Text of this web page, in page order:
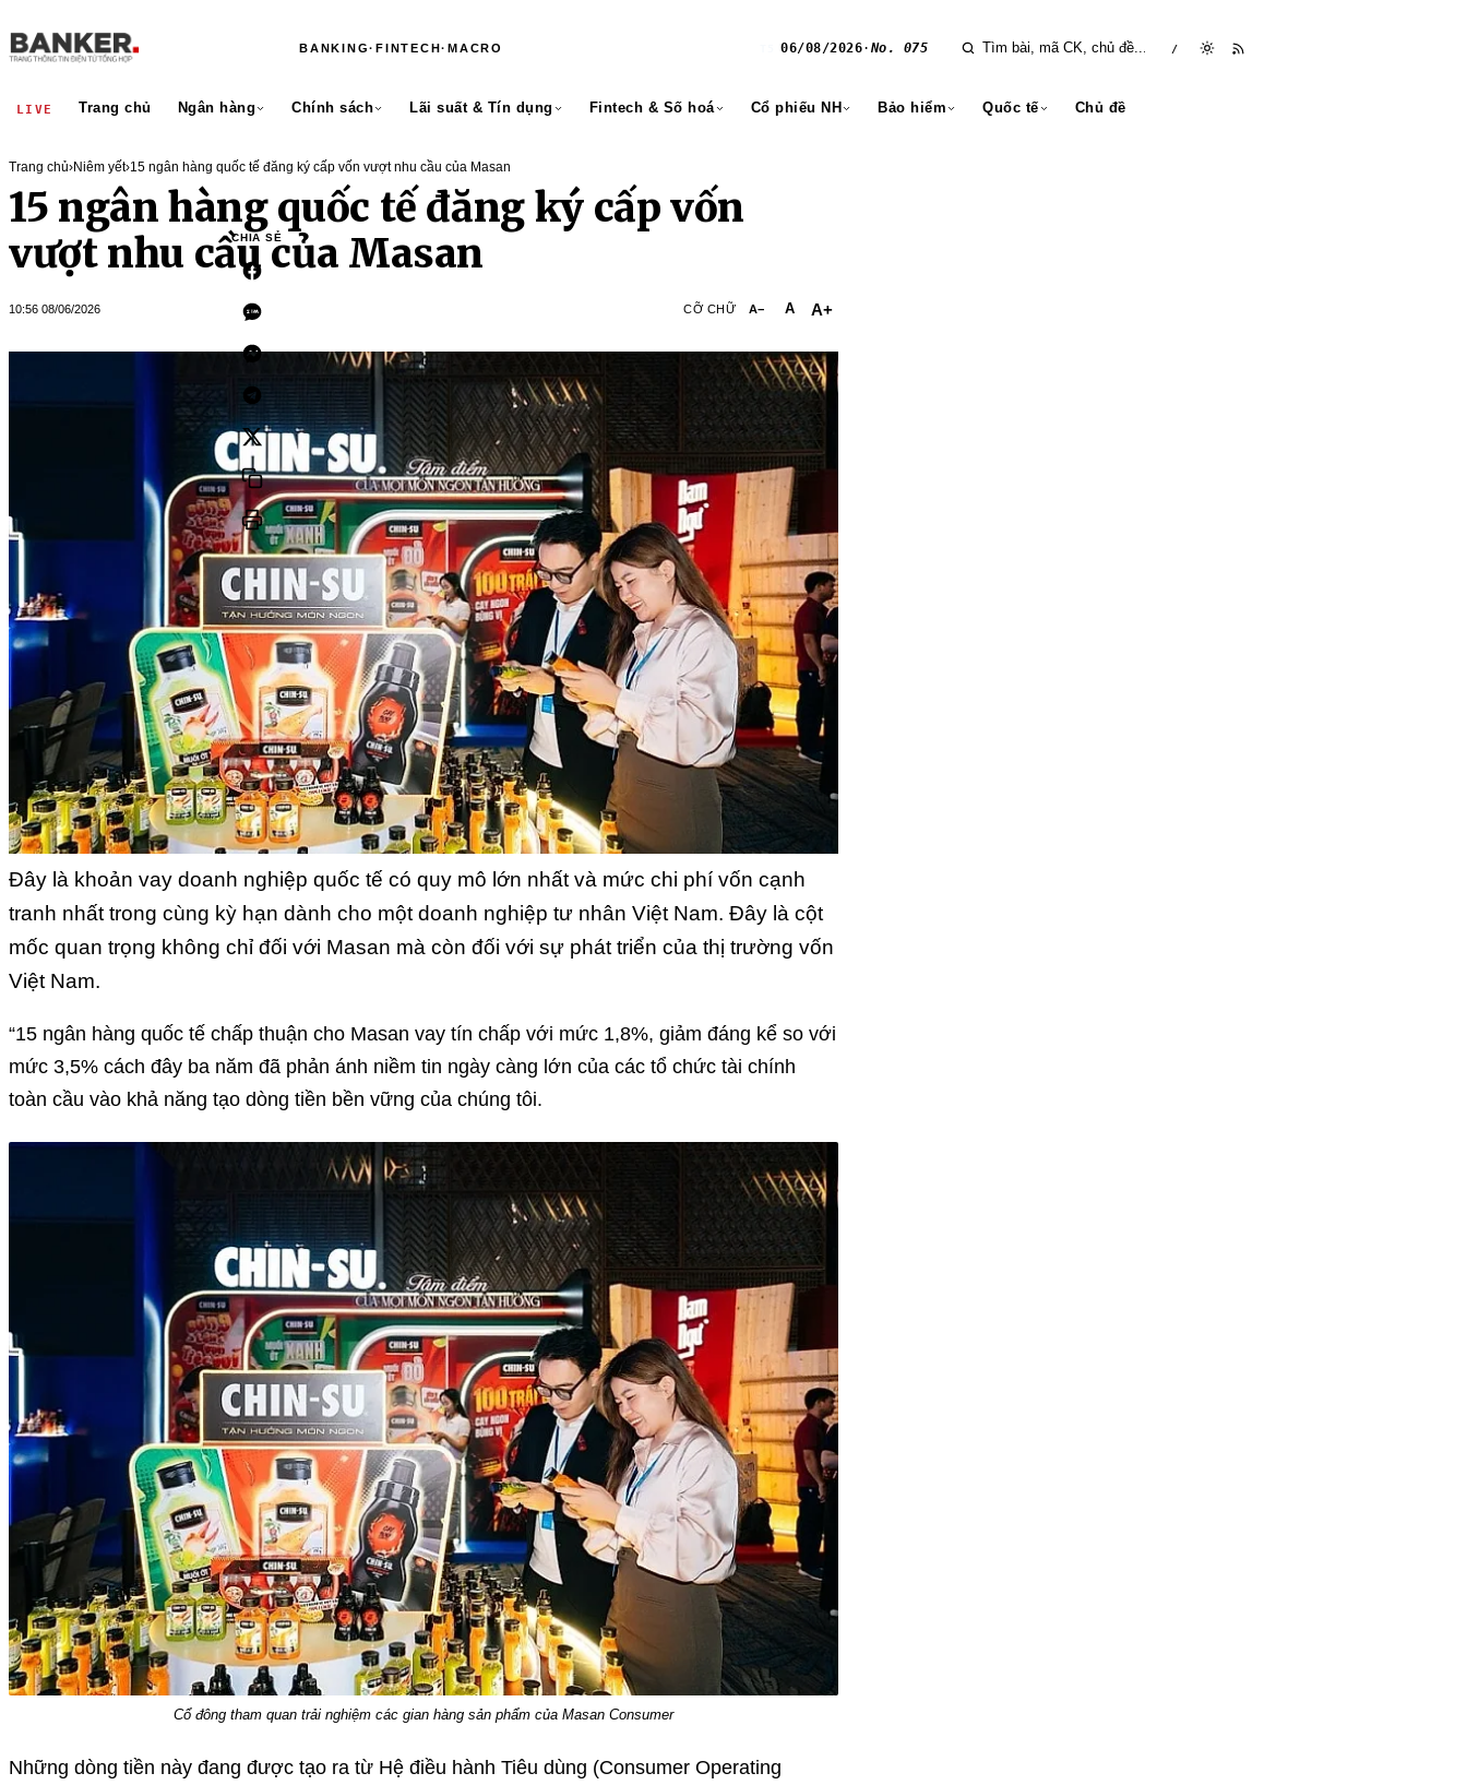
BANKING·FINTECH·MACRO 06/08/2026· No. 075 /
LIVE Trang chủ Ngân hàng Chính sách Lãi suất & Tín dụng Fintech & Số hoá Cổ phiếu NH Bảo hiểm Quốc tế Chủ đề
Trang chủ›Niêm yết›15 ngân hàng quốc tế đăng ký cấp vốn vượt nhu cầu của Masan
15 ngân hàng quốc tế đăng ký cấp vốn
vượt nhu cầu của Masan
10:56 08/06/2026 CỠ CHỮ A− A A+
Đây là khoản vay doanh nghiệp quốc tế có quy mô lớn nhất và mức chi phí vốn cạnh
tranh nhất trong cùng kỳ hạn dành cho một doanh nghiệp tư nhân Việt Nam. Đây là cột
mốc quan trọng không chỉ đối với Masan mà còn đối với sự phát triển của thị trường vốn
Việt Nam.
“15 ngân hàng quốc tế chấp thuận cho Masan vay tín chấp với mức 1,8%, giảm đáng kể so với
mức 3,5% cách đây ba năm đã phản ánh niềm tin ngày càng lớn của các tổ chức tài chính
toàn cầu vào khả năng tạo dòng tiền bền vững của chúng tôi.
Cổ đông tham quan trải nghiệm các gian hàng sản phẩm của Masan Consumer
Những dòng tiền này đang được tạo ra từ Hệ điều hành Tiêu dùng (Consumer Operating
CHIA SẺ